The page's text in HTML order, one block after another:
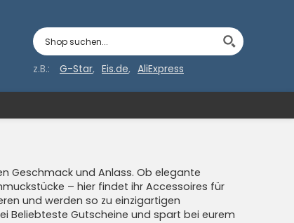
z.B.: G-Star Eis.de AliExpress
Geschmack und Anlass. Ob elegante
– hier findet ihr Accessoires für
und werden so zu einzigartigen
Beliebteste Gutscheine und spart bei eurem